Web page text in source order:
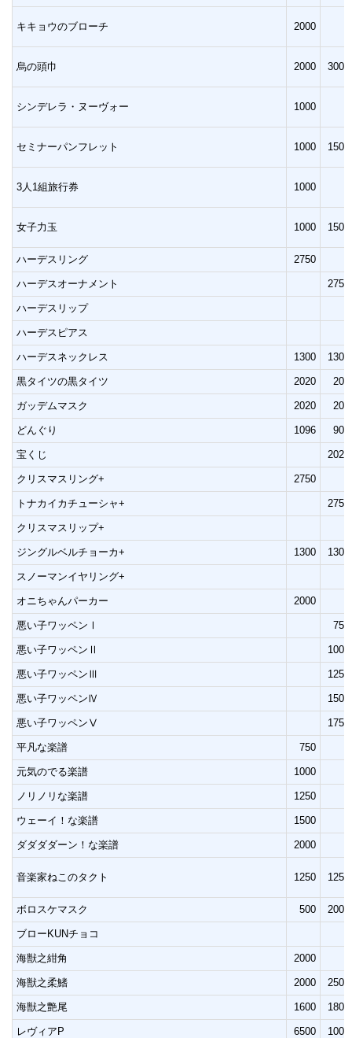
キキョウのブローチ 2000
烏の頭巾 2000 3000
シンデレラ・ヌーヴォー 1000
セミナーパンフレット 1000 1500
3人1組旅行券 1000
女子力玉 1000 1500
ハーデスリング 2750
ハーデスオーナメント 2750
ハーデスリップ
ハーデスピアス
ハーデスネックレス 1300 1300
黒タイツの黒タイツ 2020 202
ガッデムマスク 2020 202
どんぐり 1096 907
宝くじ 2020
クリスマスリング+ 2750
トナカイカチューシャ+ 2750
クリスマスリップ+
ジングルベルチョーカ+ 1300 1300
スノーマンイヤリング+
オニちゃんパーカー 2000
悪い子ワッペンⅠ 750
悪い子ワッペンⅡ 1000
悪い子ワッペンⅢ 1250
悪い子ワッペンⅣ 1500
悪い子ワッペンⅤ 1750
平凡な楽譜 750
元気のでる楽譜 1000
ノリノリな楽譜 1250
ウェーイ！な楽譜 1500
ダダダダーン！な楽譜 2000
音楽家ねこのタクト 1250 1250
ボロスケマスク 500 2000
ブローKUNチョコ
海獣之紺角 2000
海獣之柔鰭 2000 2500
海獣之艶尾 1600 1800
レヴィアP 6500 1000